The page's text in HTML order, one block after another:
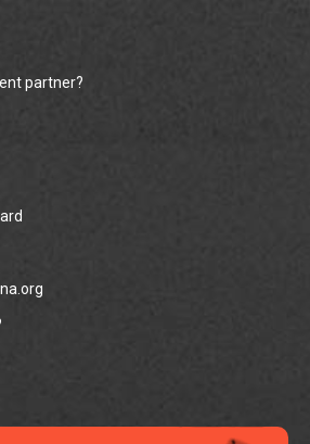
partner?